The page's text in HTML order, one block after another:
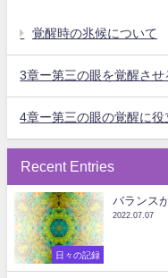
覚醒時の兆候について
3章ー第三の眼を覚醒させ
4章ー第三の眼の覚醒に役
Recent Entries
日々の記録
バランス
2022.07.07